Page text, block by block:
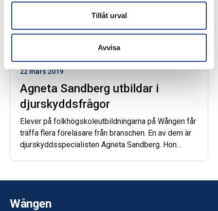
Tillåt urval
Avvisa
22 mars 2019
Agneta Sandberg utbildar i
djurskyddsfrågor
Elever på folkhögskoleutbildningarna på Wången får
träffa flera föreläsare från branschen. En av dem är
djurskyddsspecialisten Agneta Sandberg. Hon
Wången